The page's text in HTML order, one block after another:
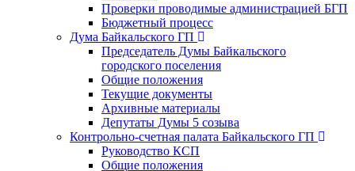
Проверки проводимые администрацией БГП
Бюджетный процесс
Дума Байкальского ГП
Председатель Думы Байкальского
городского поселения
Общие положения
Текущие документы
Архивные материалы
Депутаты Думы 5 созыва
Контрольно-счетная палата Байкальского ГП
Руководство КСП
Общие положения